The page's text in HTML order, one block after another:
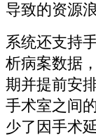
导致的资源浪
系统还支持
析病案数据
期并提前安
手术室之间
少了因手术